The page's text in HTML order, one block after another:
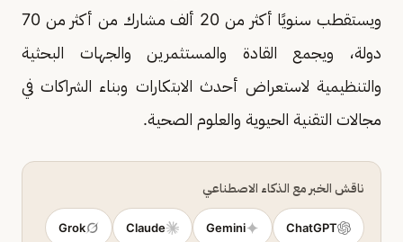
ويستقطب سنويًا أكثر من 20 ألف مشارك من أكثر من 70
دولة، ويجمع القادة والمستثمرين والجهات البحثية
والتنظيمية لاستعراض أحدث الابتكارات وبناء الشراكات في
مجالات التقنية الحيوية والعلوم الصحية.
ناقش الخبر مع الذكاء الاصطناعي
ChatGPT
Gemini
Claude
Grok